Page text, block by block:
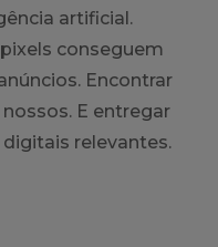
artificial.
conseguem
Encontrar
E entregar
relevantes.